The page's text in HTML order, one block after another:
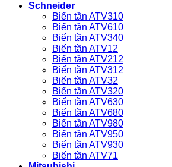
Schneider
Biến tần ATV310
Biến tần ATV610
Biến tần ATV340
Biến tần ATV12
Biến tần ATV212
Biến tần ATV312
Biến tần ATV32
Biến tần ATV320
Biến tần ATV630
Biến tần ATV680
Biến tần ATV980
Biến tần ATV950
Biến tần ATV930
Biến tần ATV71